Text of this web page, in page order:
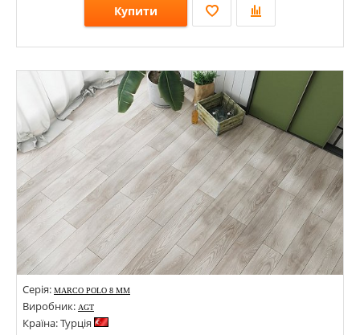
Купити
Розміри: 1288х195х8; 638х330х8; 1285х192х10;
Стилі:
Кольори:
Серія: MARCO POLO 8 MM
Виробник: AGT
Країна: Турція